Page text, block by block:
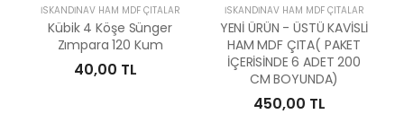
İSKANDİNAV HAM MDF ÇITALAR
Kübik 4 Köşe Sünger
Zımpara 120 Kum
40,00 TL
İSKANDİNAV HAM MDF ÇITALAR
YENİ ÜRÜN - ÜSTÜ KAVİSLİ
HAM MDF ÇITA( PAKET
İÇERİSİNDE 6 ADET 200
CM BOYUNDA)
450,00 TL